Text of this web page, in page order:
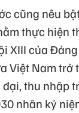
cũng nêu
thực hiện
XIII của
Việt Nam trở
thu nhập
nhân kỷ